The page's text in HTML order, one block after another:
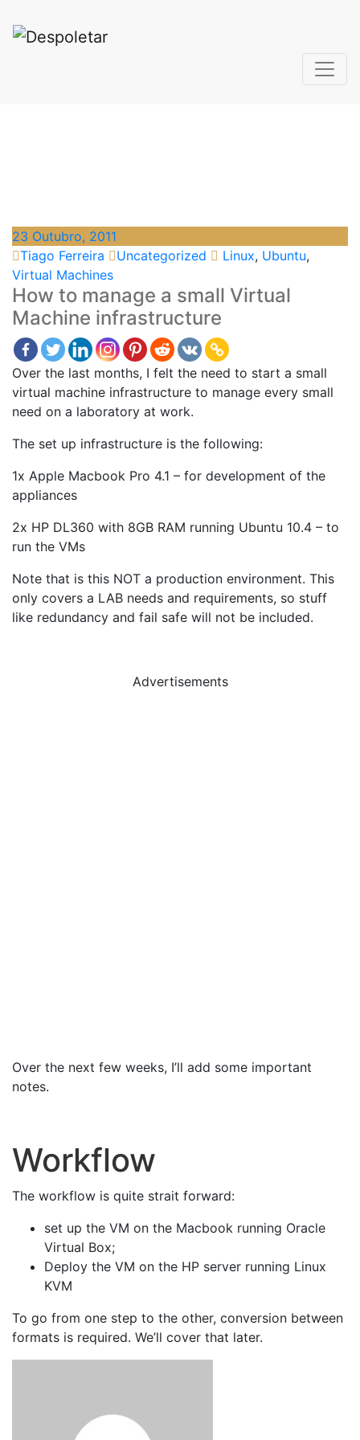
para
23 Outubro, 2011
Tiago Ferreira
Uncategorized Linux, Ubuntu,
Virtual Machines
How to manage a small Virtual
Machine infrastructure
Over the last months, I felt the need to start a small
virtual machine infrastructure to manage every small
need on a laboratory at work.
The set up infrastructure is the following:
1x Apple Macbook Pro 4.1 – for development of the
appliances
2x HP DL360 with 8GB RAM running Ubuntu 10.4 – to
run the VMs
Note that is this NOT a production environment. This
only covers a LAB needs and requirements, so stuff
like redundancy and fail safe will not be included.
Advertisements
Over the next few weeks, I’ll add some important
notes.
Workflow
The workflow is quite strait forward:
set up the VM on the Macbook running Oracle
Virtual Box;
Deploy the VM on the HP server running Linux
KVM
To go from one step to the other, conversion between
formats is required. We’ll cover that later.